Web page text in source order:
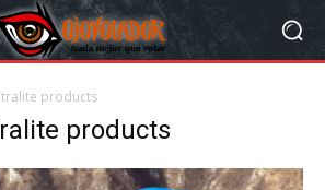
products
products